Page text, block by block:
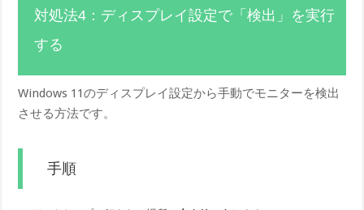
対処法4：ディスプレイ設定で「検出」を実行
する
Windows 11のディスプレイ設定から手動でモニターを検出
させる方法です。
手順